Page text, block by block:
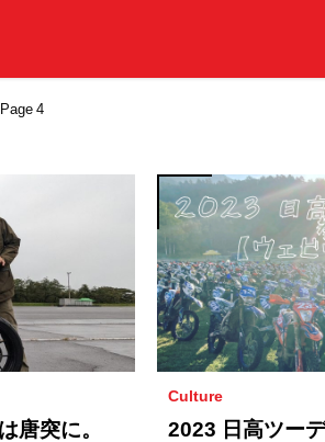
4
唐突に。
Culture
2023 日高ツー